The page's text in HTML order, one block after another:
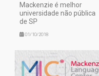
Mackenzie é melhor
universidade não pública
de SP
01/10/2018